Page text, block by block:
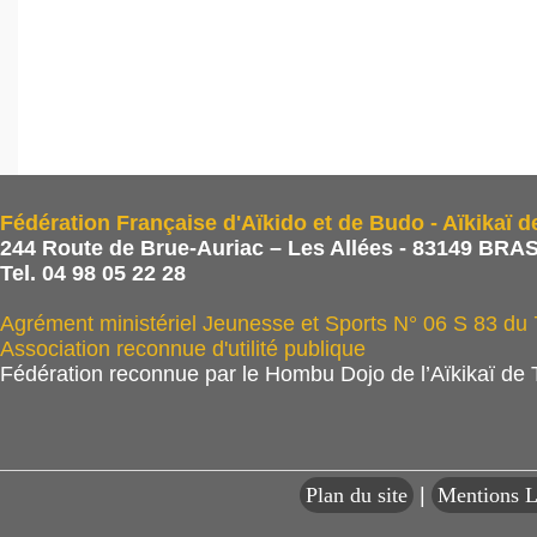
Fédération Française d'Aïkido et de Budo - Aïkikaï
244 Route de Brue-Auriac – Les Allées - 83149
Tel. 04 98 05 22 28
Agrément ministériel Jeunesse et Sports N° 06 S 83
Association reconnue d'utilité publique
Fédération reconnue par le Hombu Dojo de l’Aïkikaï de
Plan du site | Mentions